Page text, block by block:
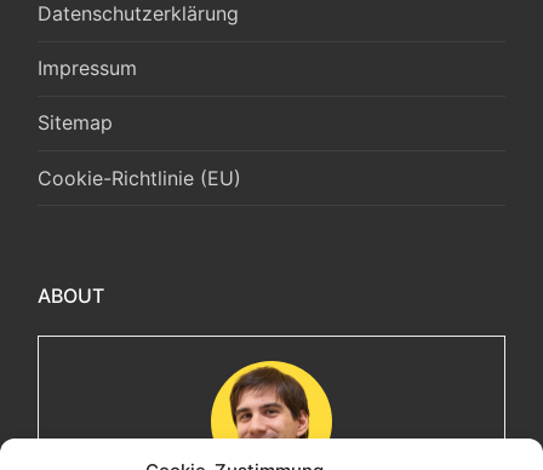
Datenschutzerklärung
Impressum
Sitemap
Cookie-Richtlinie (EU)
ABOUT